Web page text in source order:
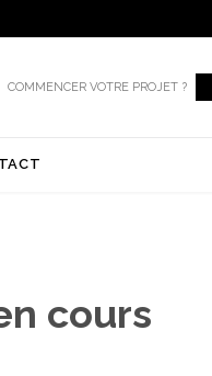
COMMENCER VOTRE PROJET ?
cours